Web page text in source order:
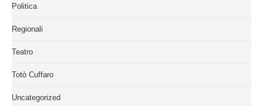
Politica
Regionali
Teatro
Totò Cuffaro
Uncategorized